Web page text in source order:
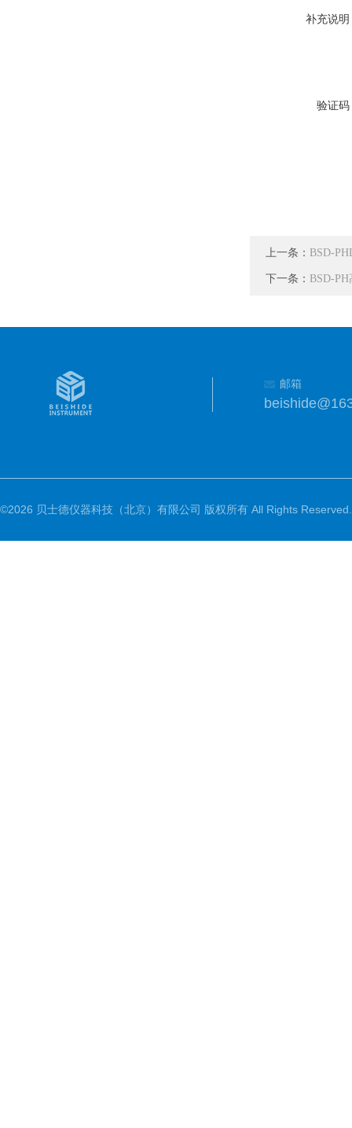
补充说明
验证码
上一条： BSD-
下一条： BSD-
邮箱
©2026 贝士德仪器科技（北京）有限公司 版权所有 All Rights Reserved.